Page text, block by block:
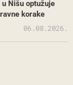
Nišu optužuje
korake
06.08.2026.